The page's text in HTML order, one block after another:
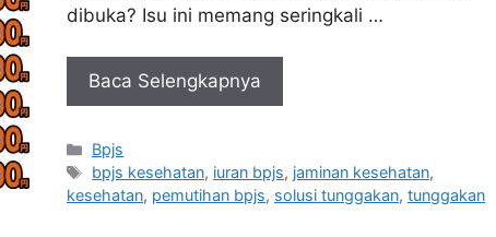
dibuka? Isu ini memang seringkali …
Baca Selengkapnya
Kategori
Bpjs
Tag
bpjs kesehatan, iuran bpjs, jaminan kesehatan,
kesehatan, pemutihan bpjs, solusi tunggakan, tunggakan